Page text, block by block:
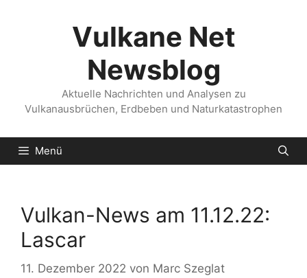
Vulkane Net
Newsblog
Aktuelle Nachrichten und Analysen zu
Vulkanausbrüchen, Erdbeben und Naturkatastrophen
Menü
Vulkan-News am 11.12.22:
Lascar
11. Dezember 2022 von Marc Szeglat